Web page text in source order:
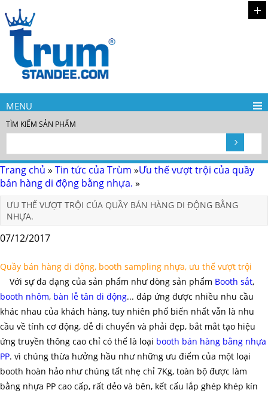
MENU
TÌM KIẾM SẢN PHẨM
Trang chủ » Tin tức của Trùm »Ưu thế vượt trội của quầy
bán hàng di động bằng nhựa. »
ƯU THẾ VƯỢT TRỘI CỦA QUẦY BÁN HÀNG DI ĐỘNG BẰNG
NHỰA.
07/12/2017
Quầy bán hàng di động, booth sampling nhựa, ưu thế vượt trội
Với sự đa dạng của sản phẩm như dòng sản phẩm Booth sắt,
booth nhôm, bàn lễ tân di động... đáp ứng được nhiều nhu cầu
khác nhau của khách hàng, tuy nhiên phổ biến nhất vẫn là nhu
cầu về tính cơ động, dễ di chuyển và phải đẹp, bắt mắt tạo hiệu
ứng truyền thông cao chỉ có thể là loại booth bán hàng bằng nhựa
PP. vì chúng thừa hưởng hầu như những ưu điểm của một loại
booth hoàn hảo như chúng tất nhẹ chỉ 7Kg, toàn bộ được làm
bằng nhựa PP cao cấp, rất dẻo và bên, kết cấu lắp ghép khép kín